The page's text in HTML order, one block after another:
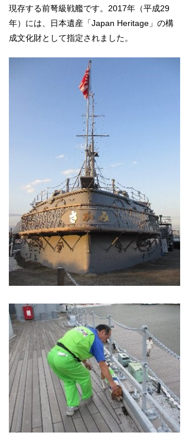
現存する前弩級戦艦です。2017年（平成29
年）には、日本遺産「Japan Heritage」の構
成文化財として指定されました。